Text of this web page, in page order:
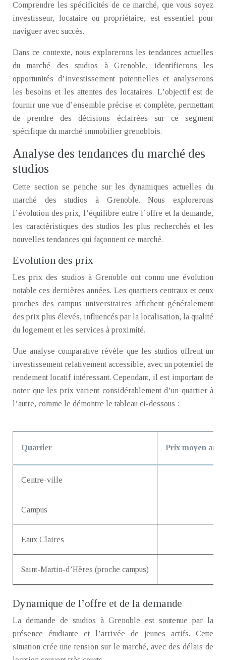
Comprendre les spécificités de ce marché, que vous soyez
investisseur, locataire ou propriétaire, est essentiel pour
naviguer avec succès.
Dans ce contexte, nous explorerons les tendances actuelles
du marché des studios à Grenoble, identifierons les
opportunités d’investissement potentielles et analyserons
les besoins et les attentes des locataires. L’objectif est de
fournir une vue d’ensemble précise et complète, permettant
de prendre des décisions éclairées sur ce segment
spécifique du marché immobilier grenoblois.
Analyse des tendances du marché des
studios
Cette section se penche sur les dynamiques actuelles du
marché des studios à Grenoble. Nous explorerons
l’évolution des prix, l’équilibre entre l’offre et la demande,
les caractéristiques des studios les plus recherchés et les
nouvelles tendances qui façonnent ce marché.
Evolution des prix
Les prix des studios à Grenoble ont connu une évolution
notable ces dernières années. Les quartiers centraux et ceux
proches des campus universitaires affichent généralement
des prix plus élevés, influencés par la localisation, la qualité
du logement et les services à proximité.
Une analyse comparative révèle que les studios offrent un
investissement relativement accessible, avec un potentiel de
rendement locatif intéressant. Cependant, il est important de
noter que les prix varient considérablement d’un quartier à
l’autre, comme le démontre le tableau ci-dessous :
Quartier Prix moyen au
Centre-ville
Campus
Eaux Claires
Saint-Martin-d’Hères (proche campus)
Dynamique de l’offre et de la demande
La demande de studios à Grenoble est soutenue par la
présence étudiante et l’arrivée de jeunes actifs. Cette
situation crée une tension sur le marché, avec des délais de